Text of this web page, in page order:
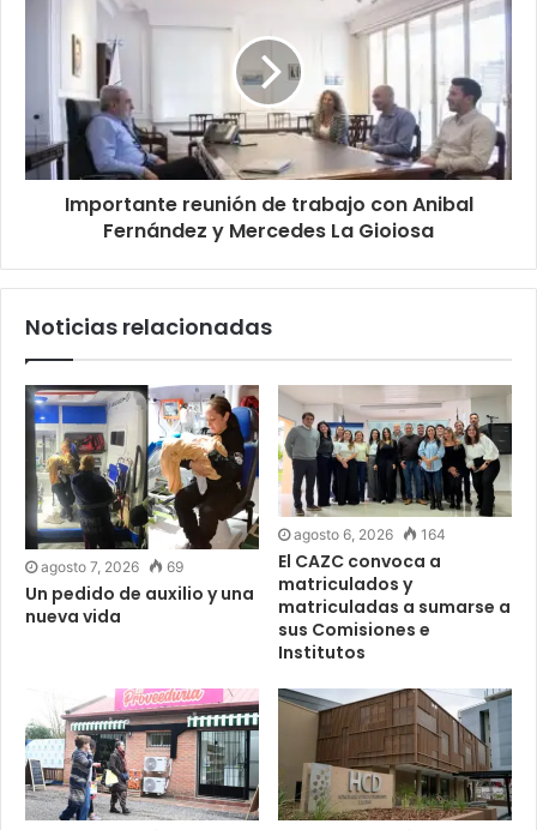
Importante reunión de trabajo con Anibal
Fernández y Mercedes La Gioiosa
Noticias relacionadas
agosto 7, 2026 69
Un pedido de auxilio y una
nueva vida
agosto 6, 2026 164
El CAZC convoca a
matriculados y
matriculadas a sumarse a
sus Comisiones e
Institutos